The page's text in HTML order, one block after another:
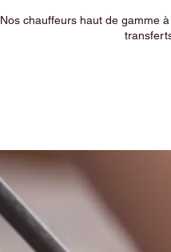
Nos chauffeurs haut de gamme